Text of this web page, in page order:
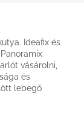
Ideafix és
vásárolni,
és
lebegő